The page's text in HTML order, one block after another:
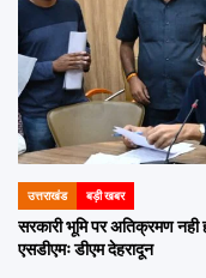
POSTED
IN
उत्तराखंड बड़ी खबर
सरकारी भूमि पर अतिक्रमण नही
एसडीएमः डीएम देहरादून